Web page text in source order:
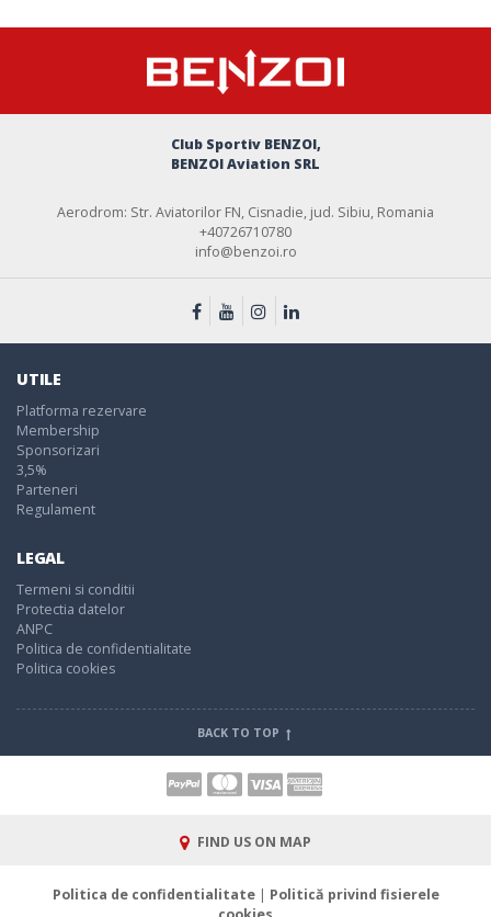
Club Sportiv BENZOI,
BENZOI Aviation SRL
Aerodrom: Str. Aviatorilor FN, Cisnadie, jud. Sibiu, Romania
+40726710780
info@benzoi.ro
UTILE
Platforma rezervare
Membership
Sponsorizari
3,5%
Parteneri
Regulament
LEGAL
Termeni si conditii
Protectia datelor
ANPC
Politica de confidentialitate
Politica cookies
BACK TO TOP
FIND US ON MAP
Politica de confidentialitate| Politică privind fisierele